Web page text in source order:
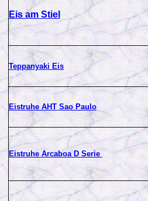
Eis am Stiel
Teppanyaki Eis
Eistruhe AHT Sao Paulo
Eistruhe Arcaboa D Serie